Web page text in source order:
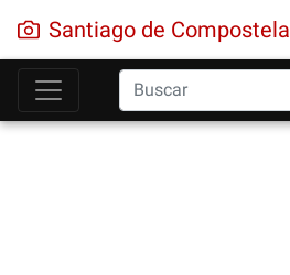
Santiago de Compostela